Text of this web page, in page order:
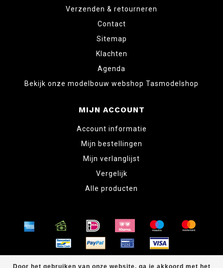
Door het gebruiken van onze website, ga je akkoord met het
Verzenden & retourneren
Contact
Sitemap
Klachten
Agenda
Bekijk onze modelbouw webshop Tasmodelshop
MIJN ACCOUNT
Account informatie
Mijn bestellingen
Mijn verlanglijst
Vergelijk
Alle producten
© Copyright 2026 www.tabletopper.nl